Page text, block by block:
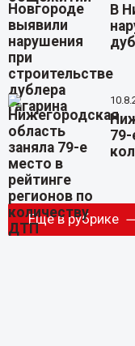
В
79-
Еще в рубрике